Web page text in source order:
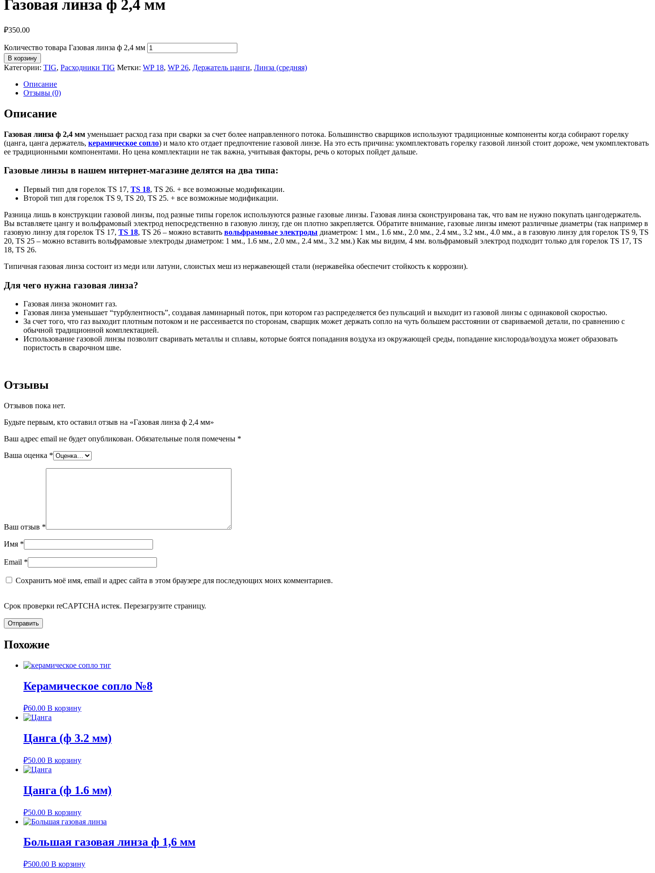
Газовая линза ф 2,4 мм
₽350.00
Количество товара Газовая линза ф 2,4 мм
В корзину
Категории: TIG, Расходники TIG Метки: WP 18, WP 26, Держатель цанги, Линза (средняя)
Описание
Отзывы (0)
Описание
Газовая линза ф 2,4 мм уменьшает расход газа при сварки за счет более направленного потока. Большинство сварщиков используют традиционные компоненты когда собирают горелку
(цанга, цанга держатель, керамическое сопло) и мало кто отдает предпочтение газовой линзе. На это есть причина: укомплектовать горелку газовой линзой стоит дороже, чем укомплектовать
ее традиционными компонентами. Но цена комплектации не так важна, учитывая факторы, речь о которых пойдет дальше.
Газовые линзы в нашем интернет-магазине делятся на два типа:
Первый тип для горелок TS 17, TS 18, TS 26. + все возможные модификации.
Второй тип для горелок TS 9, TS 20, TS 25. + все возможные модификации.
Разница лишь в конструкции газовой линзы, под разные типы горелок используются разные газовые линзы. Газовая линза сконструирована так, что вам не нужно покупать цангодержатель.
Вы вставляете цангу и вольфрамовый электрод непосредственно в газовую линзу, где он плотно закрепляется. Обратите внимание, газовые линзы имеют различные диаметры (так например в
газовую линзу для горелок TS 17, TS 18, TS 26 – можно вставить вольфрамовые электроды диаметром: 1 мм., 1.6 мм., 2.0 мм., 2.4 мм., 3.2 мм., 4.0 мм., а в газовую линзу для горелок TS 9, TS
20, TS 25 – можно вставить вольфрамовые электроды диаметром: 1 мм., 1.6 мм., 2.0 мм., 2.4 мм., 3.2 мм.) Как мы видим, 4 мм. вольфрамовый электрод подходит только для горелок TS 17, TS
18, TS 26.
Типичная газовая линза состоит из меди или латуни, слоистых меш из нержавеющей стали (нержавейка обеспечит стойкость к коррозии).
Для чего нужна газовая линза?
Газовая линза экономит газ.
Газовая линза уменьшает “турбулентность”, создавая ламинарный поток, при котором газ распределяется без пульсаций и выходит из газовой линзы с одинаковой скоростью.
За счет того, что газ выходит плотным потоком и не рассеивается по сторонам, сварщик может держать сопло на чуть большем расстоянии от свариваемой детали, по сравнению с
обычной традиционной комплектацией.
Использование газовой линзы позволит сваривать металлы и сплавы, которые боятся попадания воздуха из окружающей среды, попадание кислорода/воздуха может образовать
пористость в сварочном шве.
Отзывы
Отзывов пока нет.
Будьте первым, кто оставил отзыв на «Газовая линза ф 2,4 мм»
Ваш адрес email не будет опубликован. Обязательные поля помечены *
Ваша оценка *
Ваш отзыв *
Имя *
Email *
Сохранить моё имя, email и адрес сайта в этом браузере для последующих моих комментариев.
Срок проверки reCAPTCHA истек. Перезагрузите страницу.
Похожие
Керамическое сопло №8
₽60.00 В корзину
Цанга (ф 3.2 мм)
₽50.00 В корзину
Цанга (ф 1.6 мм)
₽50.00 В корзину
Большая газовая линза ф 1,6 мм
₽500.00 В корзину